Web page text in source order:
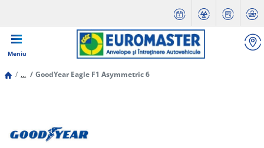
Meniu
... GoodYear Eagle F1 Asymmetric 6